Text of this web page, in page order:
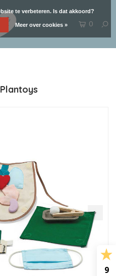
9
0
te verbeteren. Is dat akkoord?
Meer over cookies »